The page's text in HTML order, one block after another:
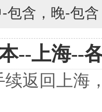
包含，晚-包
--上海--
返回上海